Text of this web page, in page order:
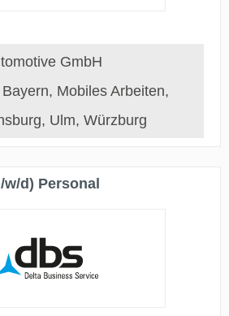
GmbH
Mobiles Arbeiten,
Ulm, Würzburg
d) Personal